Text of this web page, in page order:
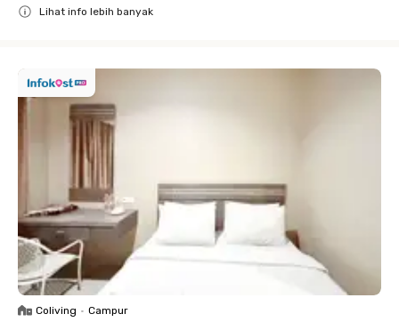
Lihat info lebih banyak
Coliving • Campur